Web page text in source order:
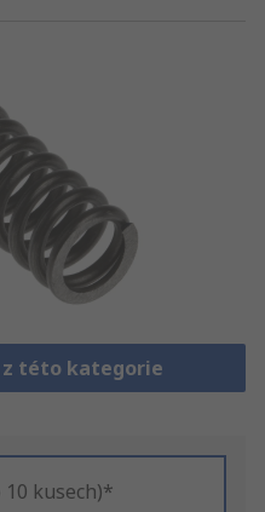
z této kategorie
kusech)*